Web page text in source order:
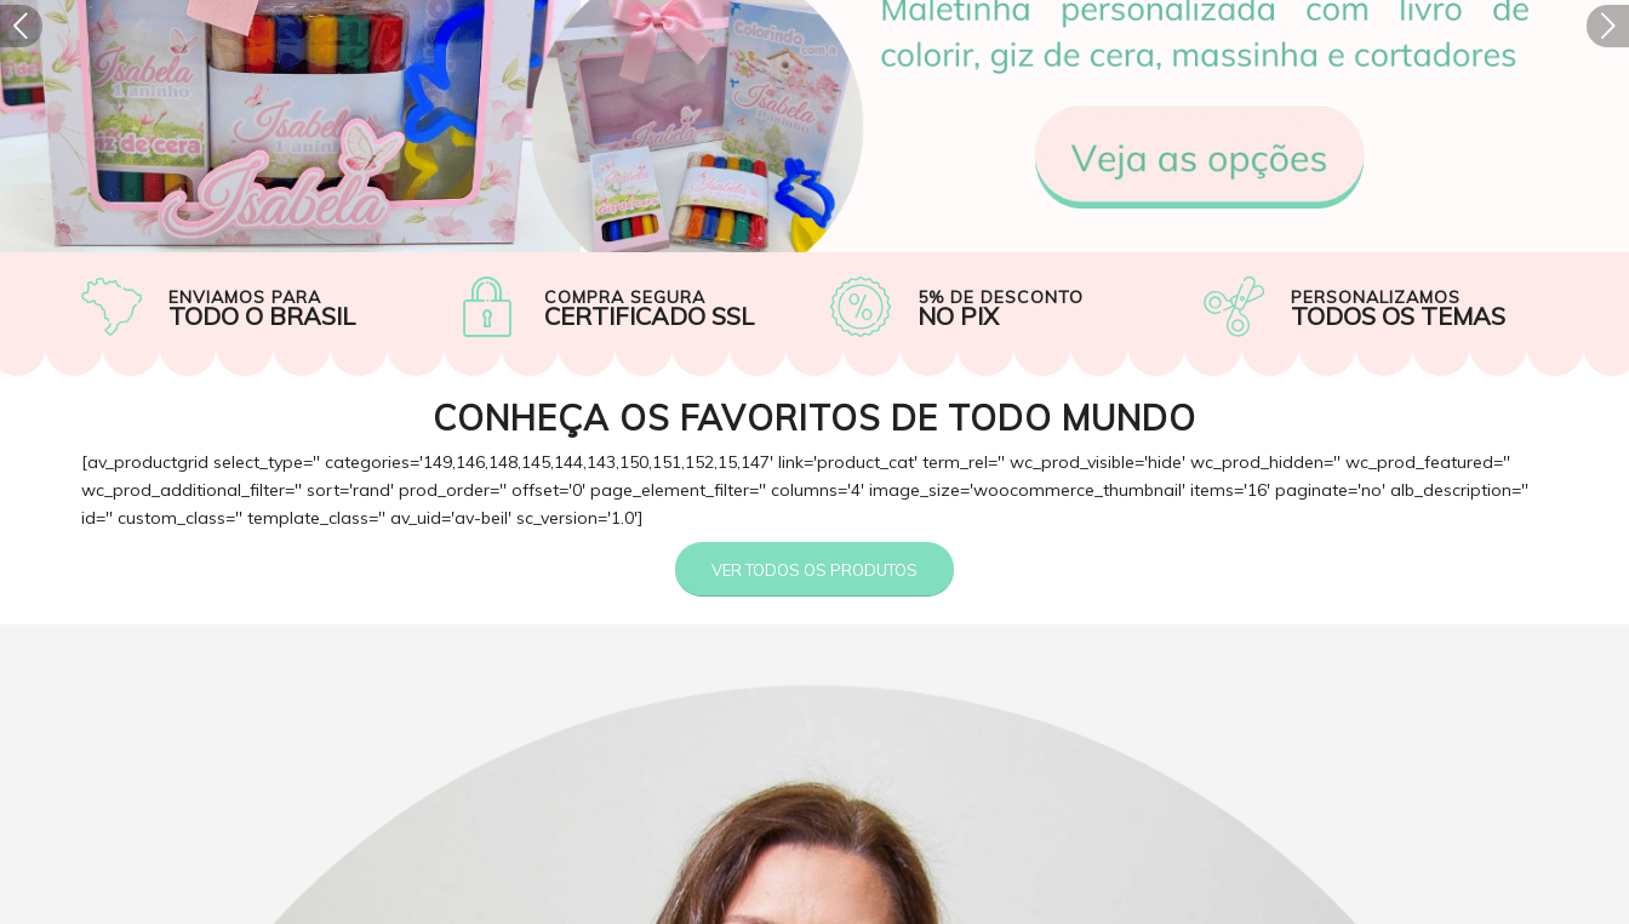
Próximo
ENVIAMOS PARA
TODO O BRASIL
COMPRA SEGURA
CERTIFICADO SSL
5% DE DESCONTO
NO PIX
PERSONALIZAMOS
TODOS OS TEMAS
CONHEÇA OS FAVORITOS DE TODO MUNDO
[av_productgrid select_type='' categories='149,146,148,145,144,143,150,151,152,15,147' link='product_cat' term_rel='' wc_prod_visible='hide' wc_prod_hidden='' wc_prod_featured=''
wc_prod_additional_filter='' sort='rand' prod_order='' offset='0' page_element_filter='' columns='4' image_size='woocommerce_thumbnail' items='16' paginate='no' alb_description=''
id='' custom_class='' template_class='' av_uid='av-beil' sc_version='1.0']
VER TODOS OS PRODUTOS